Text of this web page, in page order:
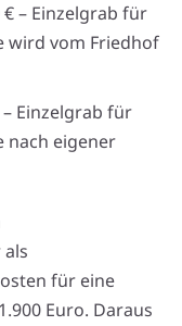
– Einzelgrab für
wird vom Friedhof
Einzelgrab für
nach eigener
für eine
Euro. Daraus